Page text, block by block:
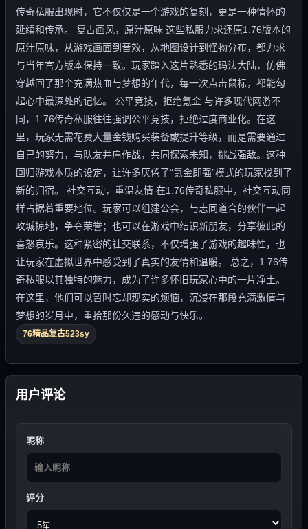
传奇私服出现时，它不仅仅是一个游戏的复刻，更是一种情怀的
延续和传承。 复古画风，原汁原味 这些私服力求还原1.76版本的
原汁原味，从游戏画面到音效，从地图设计到怪物分布，都力求
与当年官方版本保持一致。玩家踏入这片熟悉的玛法大陆，仿佛
穿越回了那个充满热血与梦想的年代，每一次点击鼠标，都能勾
起心中最深处的记忆。 公平竞技，拒绝氪金 与许多现代网游不
同，1.76传奇私服往往强调公平竞技，拒绝过度商业化。在这
里，玩家无需花费大量金钱购买装备或提升等级，而是需要通过
自己的努力，与队友并肩作战，共同探索未知，挑战强敌。这种
回归游戏本质的设定，让许多厌倦了“氪金即强”模式的玩家找到了
新的归宿。 社交互动，重温友情 在1.76传奇私服中，社交互动同
样占据着重要地位。玩家可以组建公会，与志同道合的伙伴一起
攻城掠地，争夺荣誉；也可以在游戏中结识新朋友，分享彼此的
喜怒哀乐。这种紧密的社交联系，不仅增强了游戏的趣味性，也
让玩家在虚拟世界中感受到了真实的友情和温暖。 总之，1.76传
奇私服以其独特的魅力，成为了许多怀旧玩家心中的一片净土。
在这里，他们可以暂时忘却现实的烦恼，沉浸在那段充满激情与
梦想的岁月中，重拾那份久违的感动与快乐。
76精品复古523sy
用户评论
昵称
评分